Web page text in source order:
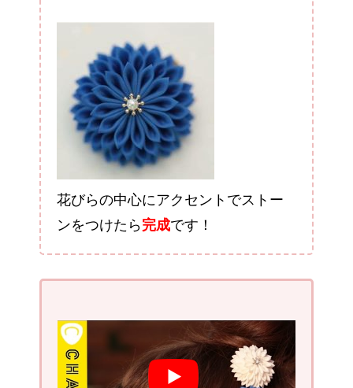
花びらの中心にアクセントでストー
ンをつけたら完成です！